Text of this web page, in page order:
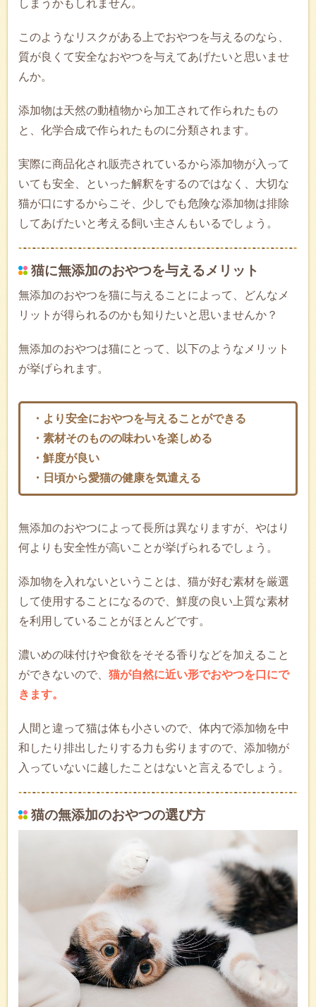
しまうかもしれません。
このようなリスクがある上でおやつを与えるのなら、
質が良くて安全なおやつを与えてあげたいと思いませ
んか。
添加物は天然の動植物から加工されて作られたもの
と、化学合成で作られたものに分類されます。
実際に商品化され販売されているから添加物が入って
いても安全、といった解釈をするのではなく、大切な
猫が口にするからこそ、少しでも危険な添加物は排除
してあげたいと考える飼い主さんもいるでしょう。
猫に無添加のおやつを与えるメリット
無添加のおやつを猫に与えることによって、どんなメ
リットが得られるのかも知りたいと思いませんか？
無添加のおやつは猫にとって、以下のようなメリット
が挙げられます。
・より安全におやつを与えることができる
・素材そのものの味わいを楽しめる
・鮮度が良い
・日頃から愛猫の健康を気遣える
無添加のおやつによって長所は異なりますが、やはり
何よりも安全性が高いことが挙げられるでしょう。
添加物を入れないということは、猫が好む素材を厳選
して使用することになるので、鮮度の良い上質な素材
を利用していることがほとんどです。
濃いめの味付けや食欲をそそる香りなどを加えること
ができないので、 猫が自然に近い形でおやつを口にで
きます。
人間と違って猫は体も小さいので、体内で添加物を中
和したり排出したりする力も劣りますので、添加物が
入っていないに越したことはないと言えるでしょう。
猫の無添加のおやつの選び方